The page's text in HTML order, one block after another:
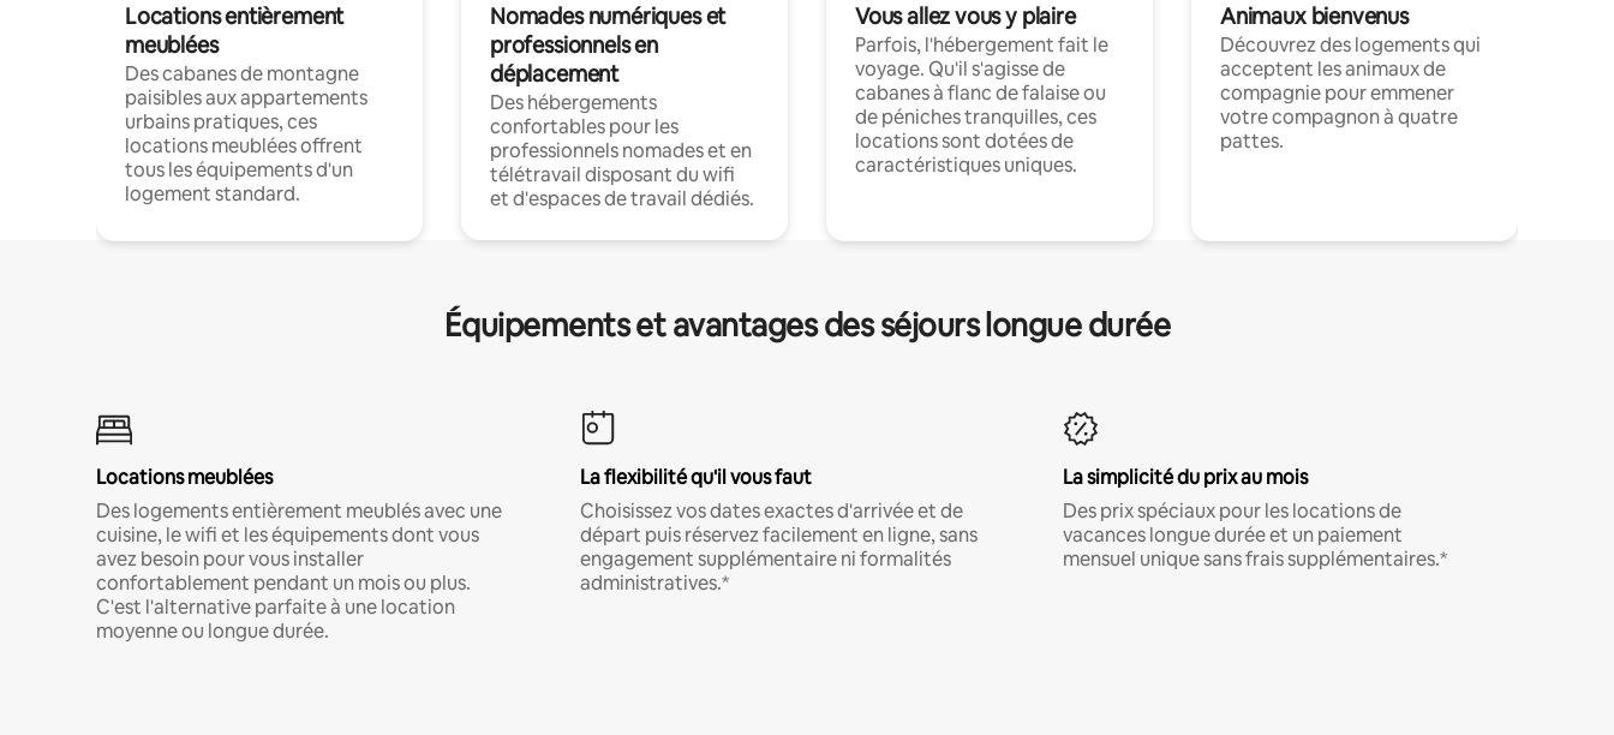
Locations entièrement
meublées
Des cabanes de montagne
paisibles aux appartements
urbains pratiques, ces
locations meublées offrent
tous les équipements d'un
logement standard.
Nomades numériques et
professionnels en
déplacement
Des hébergements
confortables pour les
professionnels nomades et en
télétravail disposant du wifi
et d'espaces de travail dédiés.
Vous allez vous y plaire
Parfois, l'hébergement fait le
voyage. Qu'il s'agisse de
cabanes à flanc de falaise ou
de péniches tranquilles, ces
locations sont dotées de
caractéristiques uniques.
Animaux bienvenus
Découvrez des logements qui
acceptent les animaux de
compagnie pour emmener
votre compagnon à quatre
pattes.
Équipements et avantages des séjours longue durée
Locations meublées
Des logements entièrement meublés avec une
cuisine, le wifi et les équipements dont vous
avez besoin pour vous installer
confortablement pendant un mois ou plus.
C'est l'alternative parfaite à une location
moyenne ou longue durée.
La flexibilité qu'il vous faut
Choisissez vos dates exactes d'arrivée et de
départ puis réservez facilement en ligne, sans
engagement supplémentaire ni formalités
administratives.*
La simplicité du prix au mois
Des prix spéciaux pour les locations de
vacances longue durée et un paiement
mensuel unique sans frais supplémentaires.*